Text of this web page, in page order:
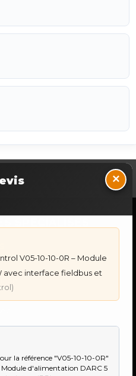
×
V05-10-10-0R – Module
avec interface fieldbus et
Programme